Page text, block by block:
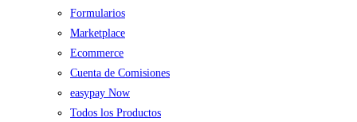
Formularios
Marketplace
Ecommerce
Cuenta de Comisiones
easypay Now
Todos los Productos